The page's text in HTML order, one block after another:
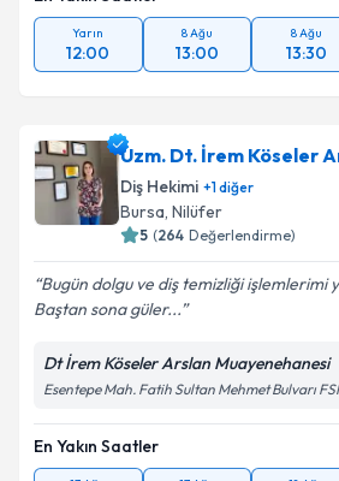
Yarın
12:00
8 Ağu
13:00
8 Ağu
13:30
Uzm. Dt. İrem Köseler
Diş Hekimi +1diğer
Bursa, Nilüfer
5 (264 Değerlendirme)
Bugün dolgu ve diş temizliği işlemlerimi
Baştan sona güler...
Dt İrem Köseler Arslan Muayenehanesi
Esentepe Mah. Fatih Sultan Mehmet Bulvarı
En Yakın Saatler